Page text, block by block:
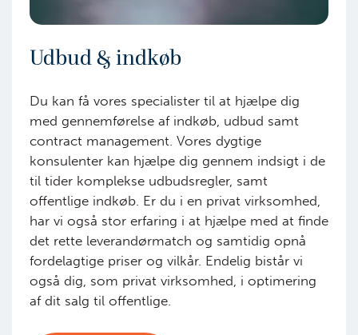
Udbud & indkøb
Du kan få vores specialister til at hjælpe dig
med gennemførelse af indkøb, udbud samt
contract management. Vores dygtige
konsulenter kan hjælpe dig gennem indsigt i de
til tider komplekse udbudsregler, samt
offentlige indkøb. Er du i en privat virksomhed,
har vi også stor erfaring i at hjælpe med at finde
det rette leverandørmatch og samtidig opnå
fordelagtige priser og vilkår. Endelig bistår vi
også dig, som privat virksomhed, i optimering
af dit salg til offentlige.